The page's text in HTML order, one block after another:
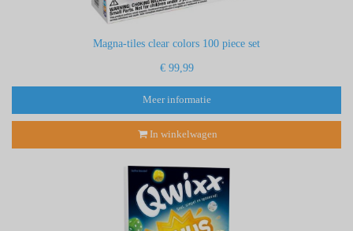
Magna-tiles clear colors 100 piece set
€ 99,99
Meer informatie
In winkelwagen